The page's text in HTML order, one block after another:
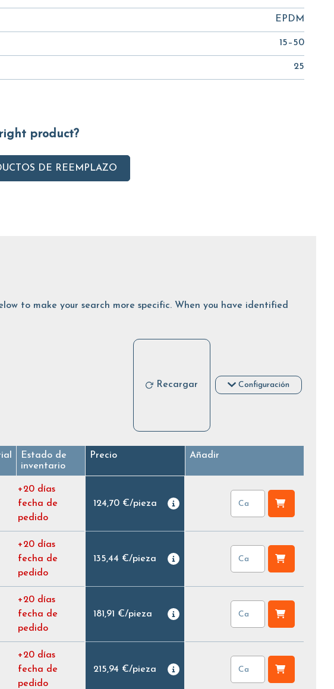
EPDM
15–50
25
right product?
DE REEMPLAZO
to make your search more specific. When you have identified
Recargar Configuración
Estado de
inventario
Precio Añadir
+20 días
fecha de
pedido
124,70 €/pieza
+20 días
fecha de
pedido
135,44 €/pieza
+20 días
fecha de
pedido
181,91 €/pieza
+20 días
fecha de
pedido
215,94 €/pieza